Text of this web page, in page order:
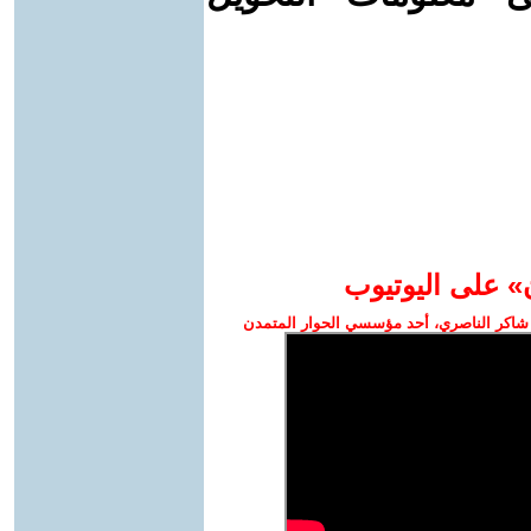
على اليوتيوب
الناصري، أحد مؤسسي الحوار المتمدن